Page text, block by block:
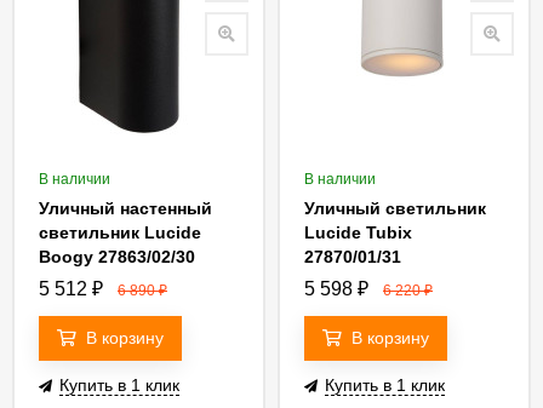
В наличии
Уличный настенный
светильник Lucide
Boogy 27863/02/30
5 512 ₽ 6 890₽
В корзину
Купить в 1 клик
В наличии
Уличный светильник
Lucide Tubix
27870/01/31
5 598 ₽ 6 220₽
В корзину
Купить в 1 клик